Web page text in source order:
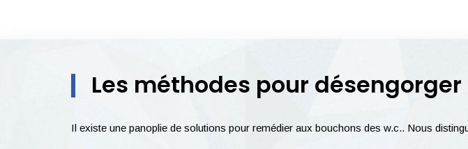
Les méthodes pour
Il existe une panoplie de solutions pour remédier aux bouchons des w.c.. Nous